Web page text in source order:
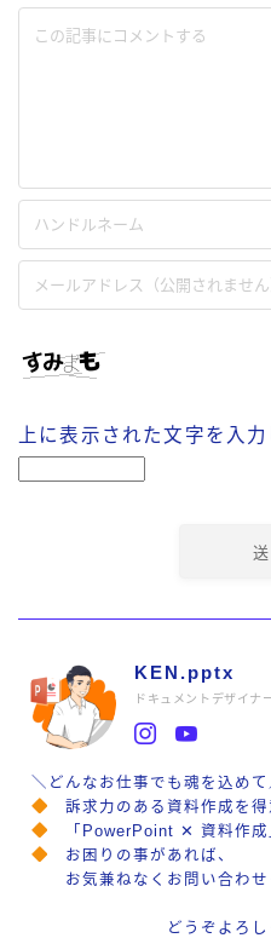
上に表示された文字を入力
KEN.pptx
ドキュメントデザイナ
＼どんなお仕事でも魂を込めて
訴求力のある資料作成を得
「PowerPoint ✕ 資料作成
お困りの事があれば、
お気兼ねなくお問い合わせ
どうぞよろしくお